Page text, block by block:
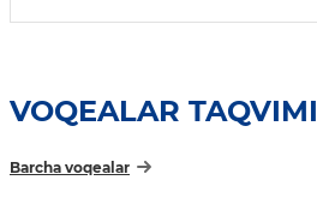
VOQEALAR TAQVIMI
Barcha voqealar